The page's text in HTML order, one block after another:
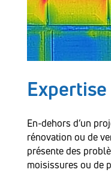
En-dehors d’un
rénovation ou de
présente des
moisissures ou de